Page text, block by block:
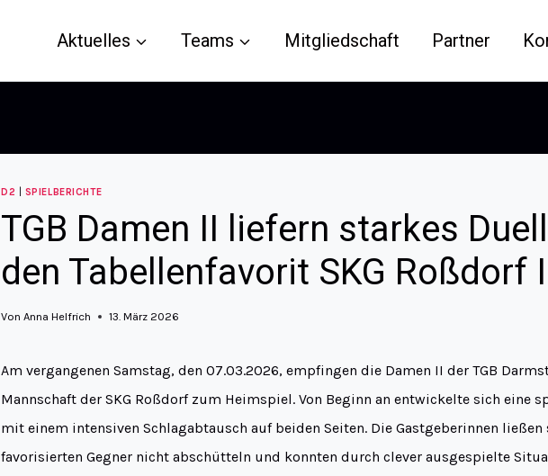
Aktuelles Teams Mitgliedschaft Partner
D2 SPIELBERICHTE
TGB Damen II liefern starkes
den Tabellenfavorit SKG Roßdorf
Von Anna Helfrich 13. März 2026
Am vergangenen Samstag, den 07.03.2026, empfingen die Damen II der TGB
Mannschaft der SKG Roßdorf zum Heimspiel. Von Beginn an entwickelte sich eine
mit einem intensiven Schlagabtausch auf beiden Seiten. Die Gastgeberinnen ließen
favorisierten Gegner nicht abschütteln und konnten durch clever ausgespielte